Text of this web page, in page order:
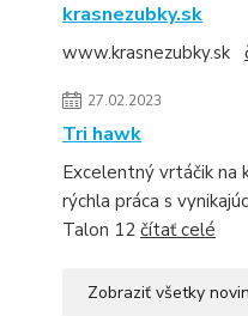
krasnezubky.sk
www.krasnezubky.sk
27.02.2023
Tri hawk
Excelentný vrtáčik na
rýchla práca s
Talon 12 čítať celé
Zobraziť všetky